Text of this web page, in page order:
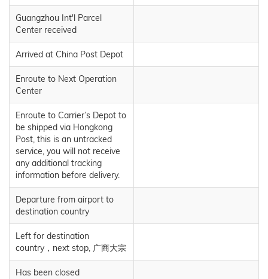
Guangzhou Int'l Parcel
Center received
Arrived at China Post Depot
Enroute to Next Operation
Center
Enroute to Carrier’s Depot to
be shipped via Hongkong
Post, this is an untracked
service, you will not receive
any additional tracking
information before delivery.
Departure from airport to
destination country
Left for destination
country，next stop, 广商大宗
Has been closed